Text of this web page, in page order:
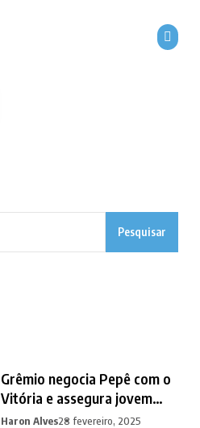
Pesquisar
Grêmio negocia Pepê com o
Vitória e assegura jovem
promessa em contrapartida
Haron Alves28 fevereiro, 2025